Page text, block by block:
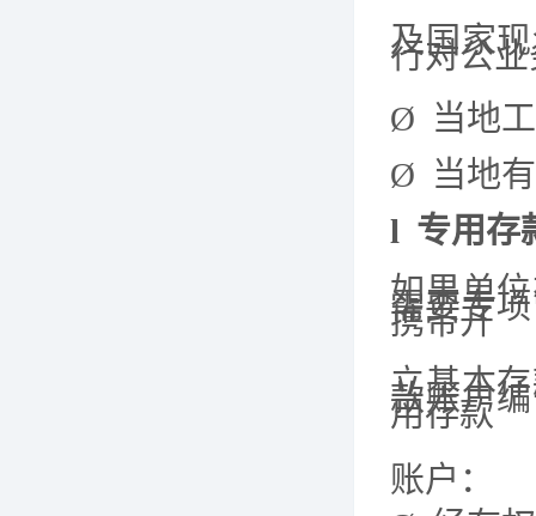
及国家
行对公
Ø 当地
Ø 当地
l 专用存
如果单
需要专
携带开
立基本
款账户
用存款
账户：